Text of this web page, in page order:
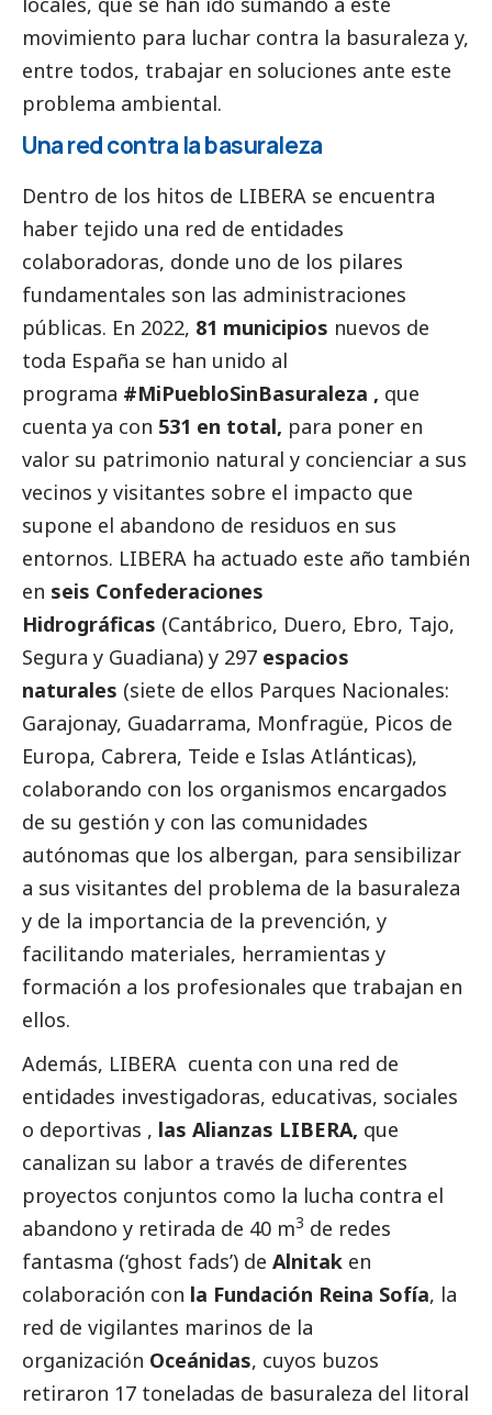
movimiento para luchar contra la basuraleza y,
entre todos, trabajar en soluciones ante este
problema ambiental.
Una red contra la basuraleza
Dentro de los hitos de LIBERA se encuentra
haber tejido una red de entidades
colaboradoras, donde uno de los pilares
fundamentales son las administraciones
públicas. En 2022, 81 municipios nuevos de
toda España se han unido al
programa #MiPuebloSinBasuraleza , que
cuenta ya con 531 en total, para poner en
valor su patrimonio natural y concienciar a sus
vecinos y visitantes sobre el impacto que
supone el abandono de residuos en sus
entornos. LIBERA ha actuado este año también
en seis Confederaciones
Hidrográficas (Cantábrico, Duero, Ebro, Tajo,
Segura y Guadiana) y 297 espacios
naturales (siete de ellos Parques Nacionales:
Garajonay, Guadarrama, Monfragüe, Picos de
Europa, Cabrera, Teide e Islas Atlánticas),
colaborando con los organismos encargados
de su gestión y con las comunidades
autónomas que los albergan, para sensibilizar
a sus visitantes del problema de la basuraleza
y de la importancia de la prevención, y
facilitando materiales, herramientas y
formación a los profesionales que trabajan en
ellos.
Además, LIBERA cuenta con una red de
entidades investigadoras, educativas, sociales
o deportivas , las Alianzas LIBERA, que
canalizan su labor a través de diferentes
proyectos conjuntos como la lucha contra el
abandono y retirada de 40 m3 de redes
fantasma (‘ghost fads’) de Alnitak en
colaboración con la Fundación Reina Sofía, la
red de vigilantes marinos de la
organización Oceánidas, cuyos buzos
retiraron 17 toneladas de basuraleza del litoral